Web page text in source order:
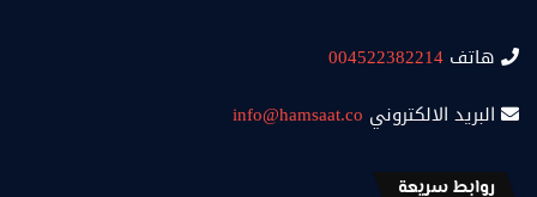
هاتف 004522382214
البريد الالكتروني info@hamsaat.co
روابط سريعة